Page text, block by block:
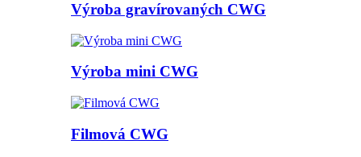
Výroba gravírovaných CWG
Výroba mini CWG
Filmová CWG